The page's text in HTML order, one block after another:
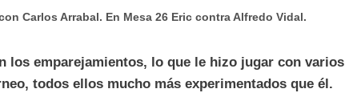
Carlos Arrabal. En Mesa 26 Eric contra Alfredo Vidal.
los emparejamientos, lo que le hizo jugar con varios
todos ellos mucho más experimentados que él.